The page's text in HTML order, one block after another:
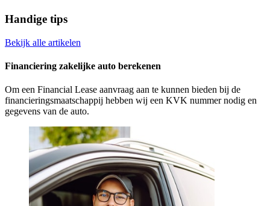
Handige tips
Bekijk alle artikelen
Financiering zakelijke auto berekenen
Om een Financial Lease aanvraag aan te kunnen bieden bij de
financieringsmaatschappij hebben wij een KVK nummer nodig en
gegevens van de auto.